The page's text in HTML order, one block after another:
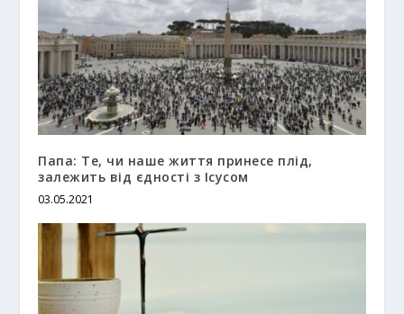
Папа: Те, чи наше життя принесе плід,
залежить від єдності з Ісусом
03.05.2021